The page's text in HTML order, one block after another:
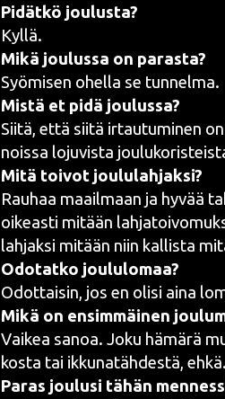
Pidät­kö joulusta?
Kyllä.
Mikä jou­lus­sa on parasta?
Syö­mi­sen ohel­la se tunnelma.
Mis­tä et pidä joulussa?
Sii­tä, että sii­tä irtau­tu­mi­nen
nois­sa loju­vis­ta
Mitä toi­vot joululahjaksi?
Rau­haa maa­il­maan ja hyvää
oikeas­ti mitään
lah­jak­si mitään niin kal­lis­ta
Odo­tat­ko joululomaa?
Odot­tai­sin, jos en oli­si aina
Mikä on ensim­mäi­nen
Vai­kea sanoa. Joku hämä­rä
kos­ta tai ikku­na­täh­des­tä, ehkä.
Paras jou­lusi tähän